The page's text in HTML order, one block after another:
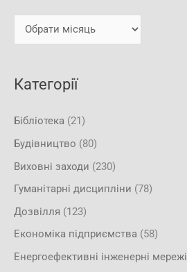
т
Категорії
Бібліотека (21)
Будівництво (80)
Виховні заходи (230)
Гуманітарні дисципліни (78)
Дозвілля (123)
Економіка підприємства (58)
Енергоефективні інженерні мережі